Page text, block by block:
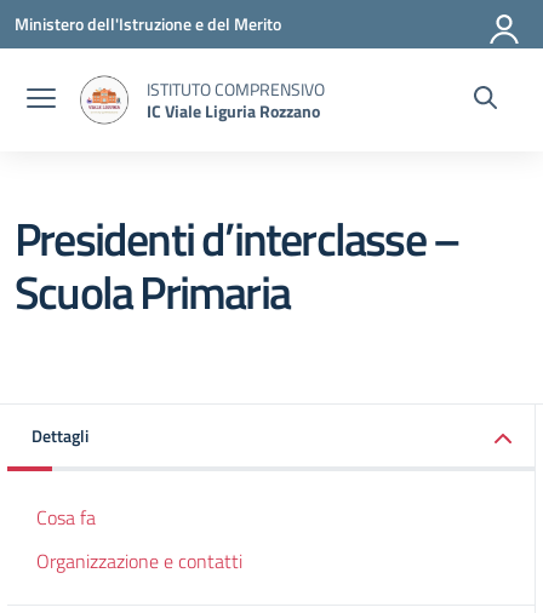
Vai ai contenuti
Vai al menu di navigazione
Vai al footer
Ministero dell'Istruzione e del Merito
ISTITUTO COMPRENSIVO
IC Viale Liguria Rozzano
Presidenti d’interclasse –
Scuola Primaria
Dettagli
Cosa fa
Organizzazione e contatti